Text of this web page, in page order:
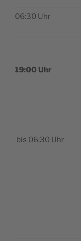
06:30 Uhr
19:00 Uhr
bis 06:30 Uhr